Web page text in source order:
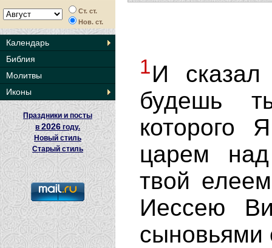
Ст. ст.
Нов. ст.
Календарь
Библия
Молитвы
Иконы
Праздники и посты
в2026 году.
Новый стиль
Старый стиль
1И сказал
будешь
которого
царем
твой
Иессею
сыновьями